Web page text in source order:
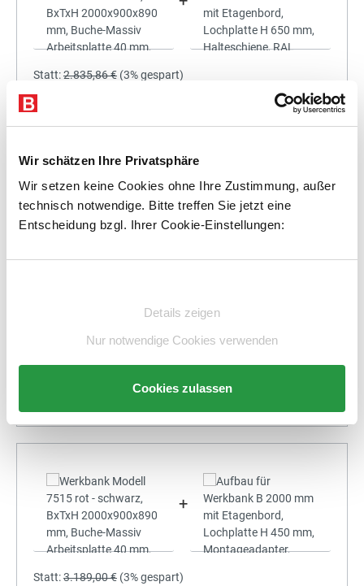
Wir schätzen Ihre Privatsphäre
Wir setzen keine Cookies ohne Ihre Zustimmung, außer
technisch notwendige. Bitte treffen Sie jetzt eine
Entscheidung bzgl. Ihrer Cookie-Einstellungen:
Details zeigen
Nur notwendige Cookies verwenden
Cookies zulassen
Statt:2.835,86 € (3%gespart)
Preis für alle:
2.918,73 € %
In den Warenkorb
+
Statt:3.189,00 € (3%gespart)